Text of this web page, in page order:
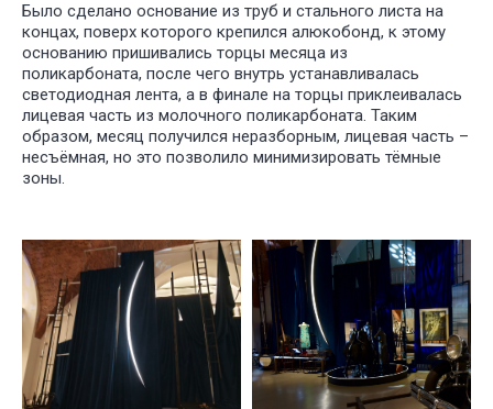
Было сделано основание из труб и стального листа на
концах, поверх которого крепился алюкобонд, к этому
основанию пришивались торцы месяца из
поликарбоната, после чего внутрь устанавливалась
светодиодная лента, а в финале на торцы приклеивалась
лицевая часть из молочного поликарбоната. Таким
образом, месяц получился неразборным, лицевая часть –
несъёмная, но это позволило минимизировать тёмные
зоны.